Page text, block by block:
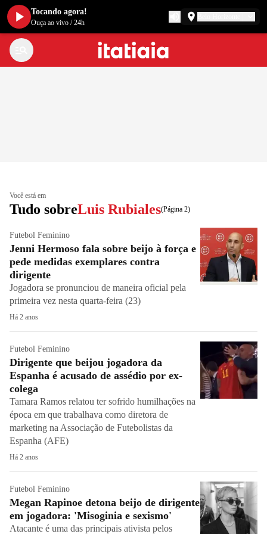
Você está em
Tudo sobreLuis Rubiales(Página 2)
Futebol Feminino
Jenni Hermoso fala sobre beijo à força e
pede medidas exemplares contra
dirigente
Jogadora se pronunciou de maneira oficial pela
primeira vez nesta quarta-feira (23)
Há 2 anos
Futebol Feminino
Dirigente que beijou jogadora da
Espanha é acusado de assédio por ex-
colega
Tamara Ramos relatou ter sofrido humilhações na
época em que trabalhava como diretora de
marketing na Associação de Futebolistas da
Espanha (AFE)
Há 2 anos
Futebol Feminino
Megan Rapinoe detona beijo de dirigente
em jogadora: 'Misoginia e sexismo'
Atacante é uma das principais ativista pelos
Tocando agora!
Ouça ao vivo /24h